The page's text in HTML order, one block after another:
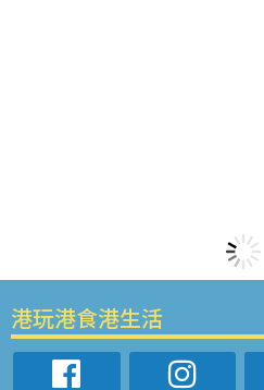
港玩港食港生活